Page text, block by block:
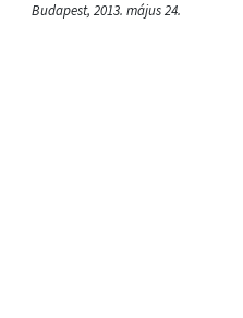
Budapest, 2013. május 24.